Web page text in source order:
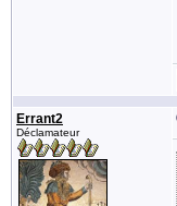
Errant2
Déclamateur